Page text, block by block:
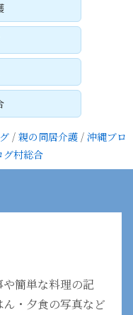
/ 親の同居介護 / 沖縄ブロ
グ村総合
簡単な料理の記
・夕食の写真など